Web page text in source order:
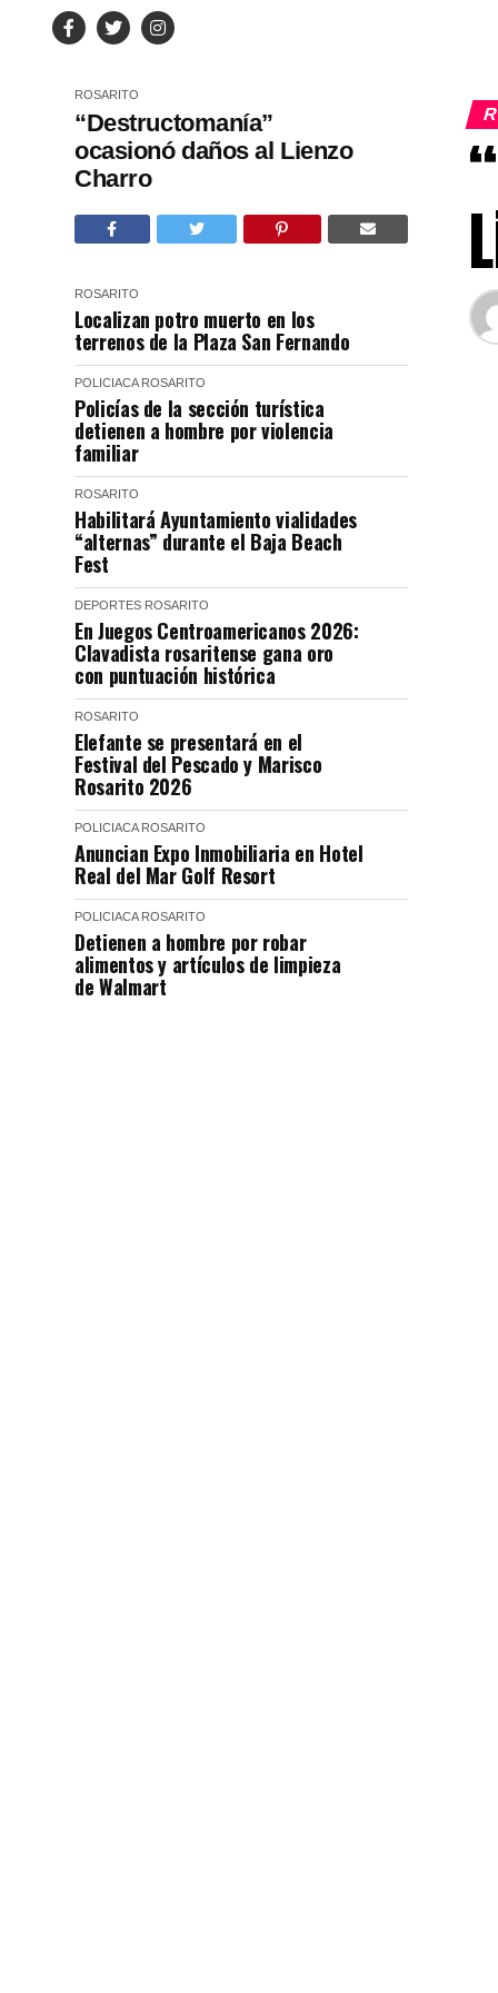
ROSARITO
“Destructomanía”
ocasionó daños al Lienzo
Charro
ROSARITO
Localizan potro muerto en los
terrenos de la Plaza San Fernando
POLICIACA ROSARITO
Policías de la sección turística
detienen a hombre por violencia
familiar
ROSARITO
Habilitará Ayuntamiento vialidades
“alternas” durante el Baja Beach
Fest
DEPORTES ROSARITO
En Juegos Centroamericanos 2026:
Clavadista rosaritense gana oro
con puntuación histórica
ROSARITO
Elefante se presentará en el
Festival del Pescado y Marisco
Rosarito 2026
POLICIACA ROSARITO
Anuncian Expo Inmobiliaria en Hotel
Real del Mar Golf Resort
POLICIACA ROSARITO
Detienen a hombre por robar
alimentos y artículos de limpieza
de Walmart